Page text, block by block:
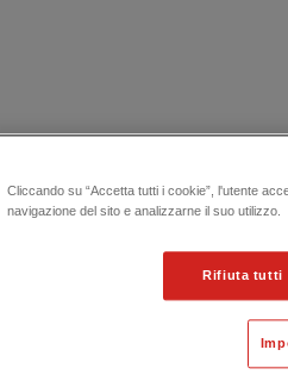
Cliccando su “Accetta tutti i cookie”, l'utente
navigazione del sito e analizzarne il suo utilizzo.
Rifiuta tutti